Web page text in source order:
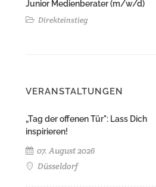
Junior Medienberater (m/w/d)
Direkteinstieg
VERANSTALTUNGEN
„Tag der offenen Tür": Lass Dich
inspirieren!
07. August 2026
Düsseldorf